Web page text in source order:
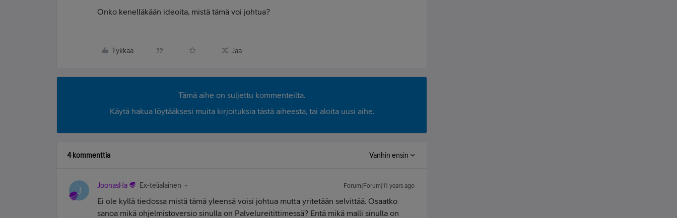
Onko kenelläkään ideoita, mistä tämä voi johtua?
Tykkää Jaa
Tämä aihe on suljettu kommenteilta.
Käytä hakua löytääksesi muita kirjoituksia tästä aiheesta, tai aloita uusi aihe.
4 kommenttia Vanhin ensin
J JoonasHa Ex-telialainen Forum|Forum|11 years ago
Ei ole kyllä tiedossa mistä tämä yleensä voisi johtua mutta yritetään selvittää. Osaatko
sanoa mikä ohjelmistoversio sinulla on Palvelureitittimessä? Entä mikä malli sinulla on